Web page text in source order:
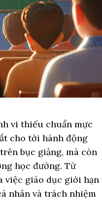
vi thiếu chuẩn mực
cho tới hành động
bục giảng, mà còn
học đường. Từ
việc giáo dục giới hạn
nhân và trách nhiệm